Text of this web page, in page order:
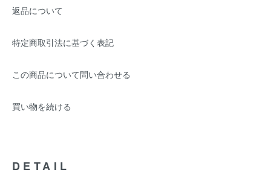
返品について
特定商取引法に基づく表記
この商品について問い合わせる
買い物を続ける
DETAIL